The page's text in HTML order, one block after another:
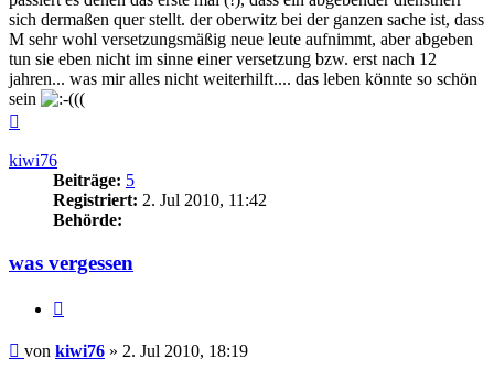
sich dermaßen quer stellt. der oberwitz bei der ganzen sache ist, dass
M sehr wohl versetzungsmäßig neue leute aufnimmt, aber abgeben
tun sie eben nicht im sinne einer versetzung bzw. erst nach 12
jahren... was mir alles nicht weiterhilft.... das leben könnte so schön
sein
((
kiwi76
Beiträge: 5
Registriert: 2. Jul 2010, 11:42
Behörde:
was vergessen
Beitrag
von kiwi76 » 2. Jul 2010, 18:19